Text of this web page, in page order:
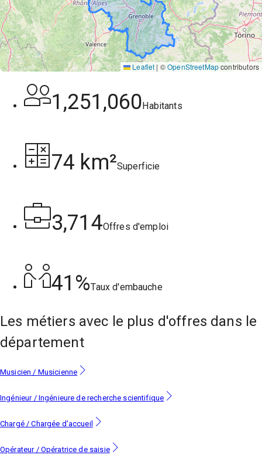
Leaflet | ©OpenStreetMapcontributors
1,251,060 Habitants
74 km²Superficie
3,714Offres d'emploi
41%Taux d'embauche
Les métiers avec le plus d'offres dans le
département
Musicien / Musicienne
Ingénieur / Ingénieure de recherche scientifique
Chargé / Chargée d'accueil
Opérateur / Opératrice de saisie